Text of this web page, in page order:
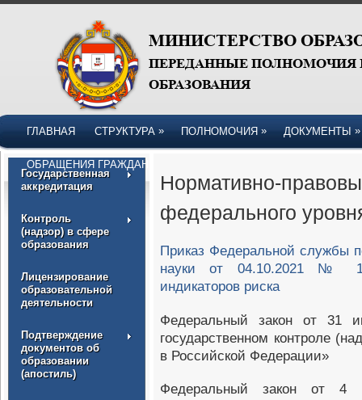
ГЛАВНАЯ СТРУКТУРА » ПОЛНОМОЧИЯ » ДОКУМЕНТЫ »
ОБРАЩЕНИЯ ГРАЖДАН
Государственная
аккредитация
Контроль
(надзор) в сфере
образования
Лицензирование
образовательной
деятельности
Подтверждение
документов об
образовании
(апостиль)
Нормативно-
федерального
Приказ Федеральной службы
науки от 04.10.2021 №
индикаторов риска
Федеральный закон от
государственном контроле
в Российской Федерации»
Федеральный закон от